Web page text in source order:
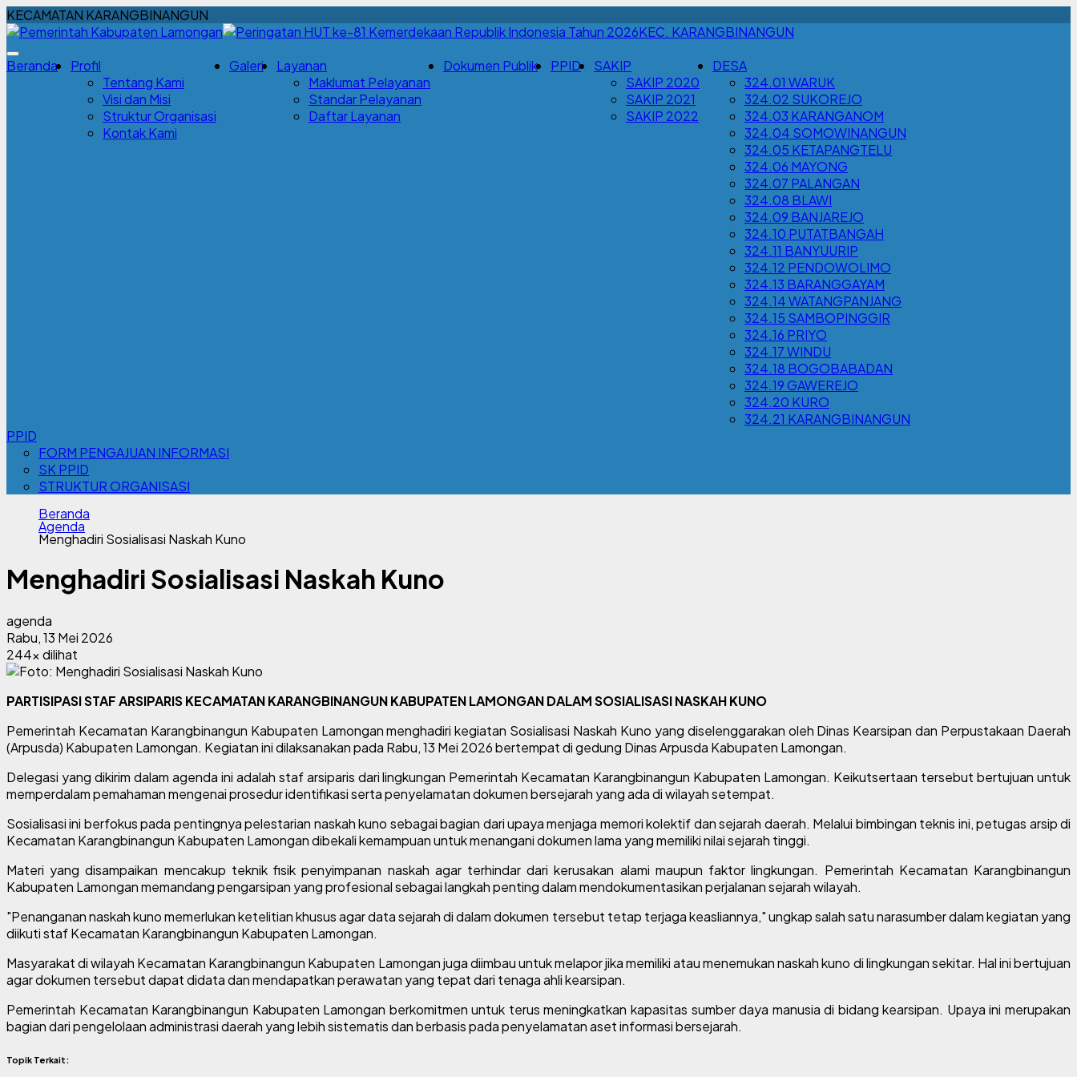
KECAMATAN KARANGBINANGUN
KEC. KARANGBINANGUN
Beranda
Profil
Tentang Kami
Visi dan Misi
Struktur Organisasi
Kontak Kami
Galeri
Layanan
Maklumat Pelayanan
Standar Pelayanan
Daftar Layanan
Dokumen Publik PPID
SAKIP
SAKIP 2020
SAKIP 2021
SAKIP 2022
DESA
324.01 WARUK
324.02 SUKOREJO
324.03 KARANGANOM
324.04 SOMOWINANGUN
324.05 KETAPANGTELU
324.06 MAYONG
324.07 PALANGAN
324.08 BLAWI
324.09 BANJAREJO
324.10 PUTATBANGAH
324.11 BANYUURIP
324.12 PENDOWOLIMO
324.13 BARANGGAYAM
324.14 WATANGPANJANG
324.15 SAMBOPINGGIR
324.16 PRIYO
324.17 WINDU
324.18 BOGOBABADAN
324.19 GAWEREJO
324.20 KURO
324.21 KARANGBINANGUN
PPID
FORM PENGAJUAN INFORMASI
SK PPID
STRUKTUR ORGANISASI
Beranda
Agenda
Menghadiri Sosialisasi Naskah Kuno
Menghadiri Sosialisasi Naskah Kuno
agenda
Rabu, 13 Mei 2026
244x dilihat
PARTISIPASI STAF ARSIPARIS KECAMATAN KARANGBINANGUN KABUPATEN LAMONGAN DALAM SOSIALISASI NASKAH KUNO
Pemerintah Kecamatan Karangbinangun Kabupaten Lamongan menghadiri kegiatan Sosialisasi Naskah Kuno yang diselenggarakan oleh Dinas Kearsipan dan Perpustakaan Daerah
(Arpusda) Kabupaten Lamongan. Kegiatan ini dilaksanakan pada Rabu, 13 Mei 2026 bertempat di gedung Dinas Arpusda Kabupaten Lamongan.
Delegasi yang dikirim dalam agenda ini adalah staf arsiparis dari lingkungan Pemerintah Kecamatan Karangbinangun Kabupaten Lamongan. Keikutsertaan tersebut bertujuan untuk
memperdalam pemahaman mengenai prosedur identifikasi serta penyelamatan dokumen bersejarah yang ada di wilayah setempat.
Sosialisasi ini berfokus pada pentingnya pelestarian naskah kuno sebagai bagian dari upaya menjaga memori kolektif dan sejarah daerah. Melalui bimbingan teknis ini, petugas arsip di
Kecamatan Karangbinangun Kabupaten Lamongan dibekali kemampuan untuk menangani dokumen lama yang memiliki nilai sejarah tinggi.
Materi yang disampaikan mencakup teknik fisik penyimpanan naskah agar terhindar dari kerusakan alami maupun faktor lingkungan. Pemerintah Kecamatan Karangbinangun
Kabupaten Lamongan memandang pengarsipan yang profesional sebagai langkah penting dalam mendokumentasikan perjalanan sejarah wilayah.
"Penanganan naskah kuno memerlukan ketelitian khusus agar data sejarah di dalam dokumen tersebut tetap terjaga keasliannya," ungkap salah satu narasumber dalam kegiatan yang
diikuti staf Kecamatan Karangbinangun Kabupaten Lamongan.
Masyarakat di wilayah Kecamatan Karangbinangun Kabupaten Lamongan juga diimbau untuk melapor jika memiliki atau menemukan naskah kuno di lingkungan sekitar. Hal ini bertujuan
agar dokumen tersebut dapat didata dan mendapatkan perawatan yang tepat dari tenaga ahli kearsipan.
Pemerintah Kecamatan Karangbinangun Kabupaten Lamongan berkomitmen untuk terus meningkatkan kapasitas sumber daya manusia di bidang kearsipan. Upaya ini merupakan
bagian dari pengelolaan administrasi daerah yang lebih sistematis dan berbasis pada penyelamatan aset informasi bersejarah.
Topik Terkait: